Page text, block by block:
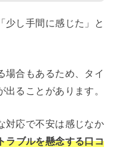
少し手間に感じた」と
場合もあるため、タイ
ることがあります。
対応で不安は感じなか
ラブルを懸念する口コ